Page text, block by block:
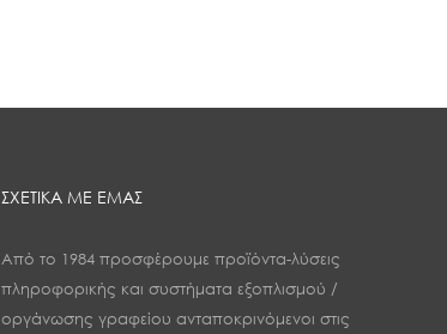
ΣΧΕΤΙΚΑ ΜΕ ΕΜΑΣ
Από το 1984 προσφέρουμε προϊόντα-λύσεις
πληροφορικής και συστήματα εξοπλισμού /
οργάνωσης γραφείου ανταποκρινόμενοι στις